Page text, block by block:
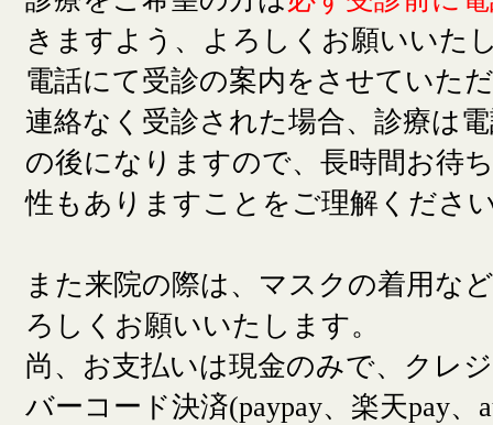
きますよう、よろしくお願いいた
電話にて受診の案内をさせていた
連絡なく受診された場合、診療は
の後になりますので、長時間お待
性もありますことをご理解くださ
また来院の際は、マスクの着用な
ろしくお願いいたします。
尚、お支払いは現金のみで、クレ
バーコード決済(paypay、楽天pay、